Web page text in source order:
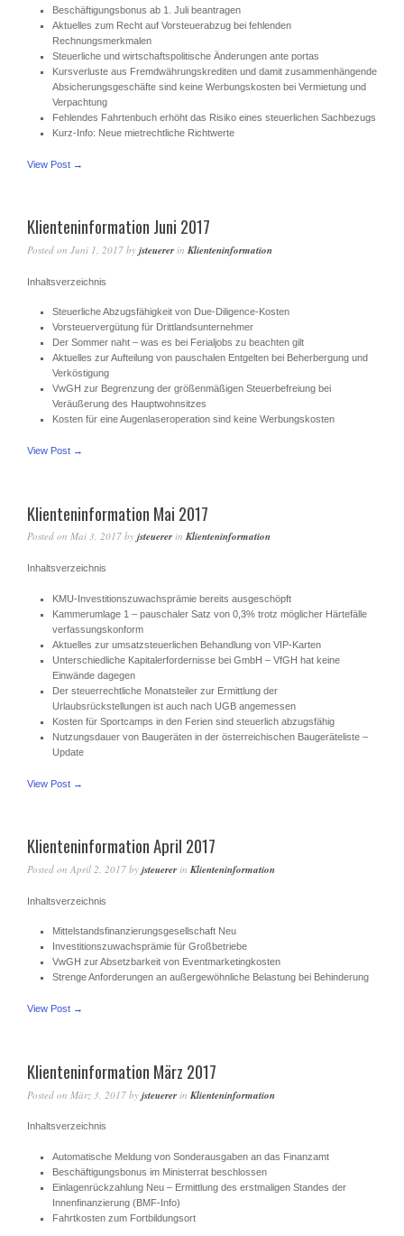
Beschäftigungsbonus ab 1. Juli beantragen
Aktuelles zum Recht auf Vorsteuerabzug bei fehlenden
Rechnungsmerkmalen
Steuerliche und wirtschaftspolitische Änderungen ante portas
Kursverluste aus Fremdwährungskrediten und damit zusammenhängende
Absicherungsgeschäfte sind keine Werbungskosten bei Vermietung und
Verpachtung
Fehlendes Fahrtenbuch erhöht das Risiko eines steuerlichen Sachbezugs
Kurz-Info: Neue mietrechtliche Richtwerte
View Post →
Klienteninformation Juni 2017
Posted on Juni 1, 2017 by jsteuerer in Klienteninformation
Inhaltsverzeichnis
Steuerliche Abzugsfähigkeit von Due-Diligence-Kosten
Vorsteuervergütung für Drittlandsunternehmer
Der Sommer naht – was es bei Ferialjobs zu beachten gilt
Aktuelles zur Aufteilung von pauschalen Entgelten bei Beherbergung und
Verköstigung
VwGH zur Begrenzung der größenmäßigen Steuerbefreiung bei
Veräußerung des Hauptwohnsitzes
Kosten für eine Augenlaseroperation sind keine Werbungskosten
View Post →
Klienteninformation Mai 2017
Posted on Mai 3, 2017 by jsteuerer in Klienteninformation
Inhaltsverzeichnis
KMU-Investitionszuwachsprämie bereits ausgeschöpft
Kammerumlage 1 – pauschaler Satz von 0,3% trotz möglicher Härtefälle
verfassungskonform
Aktuelles zur umsatzsteuerlichen Behandlung von VIP-Karten
Unterschiedliche Kapitalerfordernisse bei GmbH – VfGH hat keine
Einwände dagegen
Der steuerrechtliche Monatsteiler zur Ermittlung der
Urlaubsrückstellungen ist auch nach UGB angemessen
Kosten für Sportcamps in den Ferien sind steuerlich abzugsfähig
Nutzungsdauer von Baugeräten in der österreichischen Baugeräteliste –
Update
View Post →
Klienteninformation April 2017
Posted on April 2, 2017 by jsteuerer in Klienteninformation
Inhaltsverzeichnis
Mittelstandsfinanzierungsgesellschaft Neu
Investitionszuwachsprämie für Großbetriebe
VwGH zur Absetzbarkeit von Eventmarketingkosten
Strenge Anforderungen an außergewöhnliche Belastung bei Behinderung
View Post →
Klienteninformation März 2017
Posted on März 3, 2017 by jsteuerer in Klienteninformation
Inhaltsverzeichnis
Automatische Meldung von Sonderausgaben an das Finanzamt
Beschäftigungsbonus im Ministerrat beschlossen
Einlagenrückzahlung Neu – Ermittlung des erstmaligen Standes der
Innenfinanzierung (BMF-Info)
Fahrtkosten zum Fortbildungsort